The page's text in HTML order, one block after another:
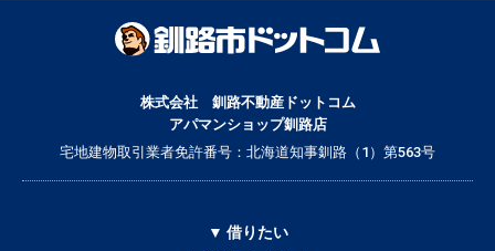
株式会社 釧路不動産ドットコム
アパマンショップ釧路店
宅地建物取引業者免許番号：北海道知事釧路（1）第563号
▼ 借りたい